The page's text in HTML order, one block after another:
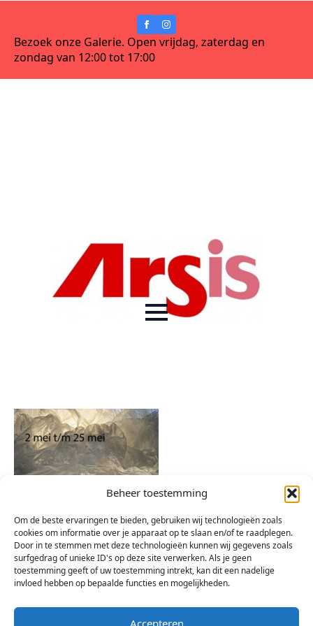
Beheer toestemming
Om de beste ervaringen te bieden, gebruiken wij technologieën zoals
cookies om informatie over je apparaat op te slaan en/of te raadplegen.
Door in te stemmen met deze technologieën kunnen wij gegevens zoals
surfgedrag of unieke ID's op deze site verwerken. Als je geen
toestemming geeft of uw toestemming intrekt, kan dit een nadelige
invloed hebben op bepaalde functies en mogelijkheden.
Accepteren
Bezoek onze Galerie. Open vrijdag, zaterdag en
zondag van 12:00 tot 17:00